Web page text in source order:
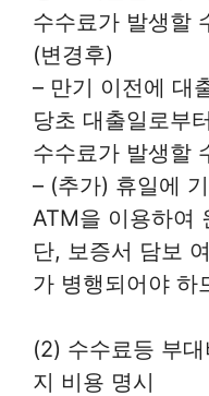
수수료가 발생할
(변경후)
– 만기 이전에 대
당초 대출일로부
수수료가 발생할
– (추가) 휴일에
ATM을 이용하여
단, 보증서 담보
가 병행되어야 하
(2) 수수료등 부
지 비용 명시